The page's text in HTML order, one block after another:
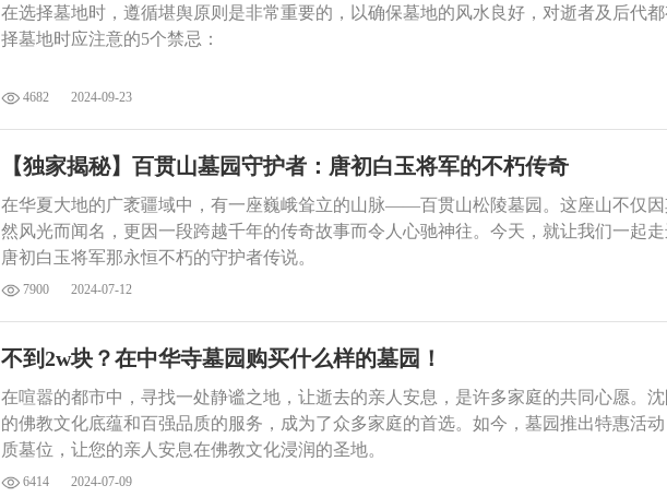
在选择墓地时，遵循堪舆原则是非常重要的，以确保墓地的风水良好，对逝者及后代
择墓地时应注意的5个禁忌：
4682 2024-09-23
【独家揭秘】百贯山墓园守护者：唐初白玉将军的不朽传奇
在华夏大地的广袤疆域中，有一座巍峨耸立的山脉——百贯山松陵墓园。这座山不仅
然风光而闻名，更因一段跨越千年的传奇故事而令人心驰神往。今天，就让我们一起
唐初白玉将军那永恒不朽的守护者传说。
7900 2024-07-12
不到2w块？在中华寺墓园购买什么样的墓园！
在喧嚣的都市中，寻找一处静谧之地，让逝去的亲人安息，是许多家庭的共同心愿。
的佛教文化底蕴和百强品质的服务，成为了众多家庭的首选。如今，墓园推出特惠活
质墓位，让您的亲人安息在佛教文化浸润的圣地。
6414 2024-07-09